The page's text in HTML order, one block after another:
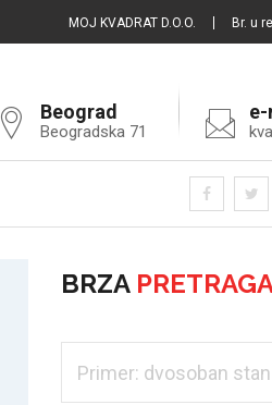
MOJ KVADRAT D.O.O. Br. u
Beograd
Beogradska 71
e-
BRZA